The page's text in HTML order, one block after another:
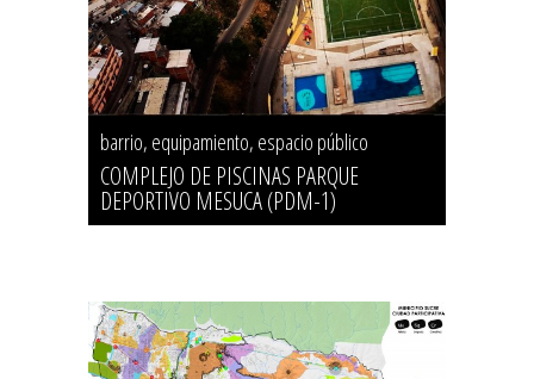
barrio, equipamiento, espacio público
COMPLEJO DE PISCINAS PARQUE
DEPORTIVO MESUCA (PDM-1)